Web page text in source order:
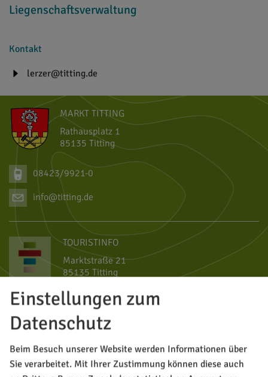
Liegenschaftsverwaltung
Kontakt
lerzer@titting.de
MARKT TITTING
Rathausplatz 1
85135 Titting
08423/9921-0
info@titting.de
TOURISTINFO
Marktstraße 21
85135 Titting
08423/9921-28
tourismus@titting.de
Einstellungen zum
Datenschutz
Beim Besuch unserer Website werden Informationen über
Sie verarbeitet. Mit Ihrer Zustimmung können diese auch